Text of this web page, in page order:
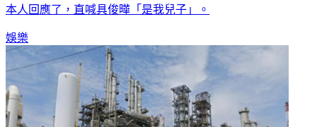
本人回應了，直喊具俊曄「是我兒子」。
娛樂